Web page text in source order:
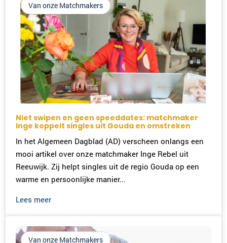
Van onze Matchmakers
Niet swipen en geen speeddates: matchmaker
Inge koppelt singles uit Gouda en omstreken
In het Algemeen Dagblad (AD) verscheen onlangs een
mooi artikel over onze matchmaker Inge Rebel uit
Reeuwijk. Zij helpt singles uit de regio Gouda op een
warme en persoonlijke manier...
Lees meer
Van onze Matchmakers